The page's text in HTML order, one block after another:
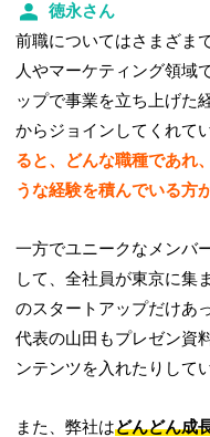
徳永さん
前職についてはさまざま
人やマーケティング領域
ップで事業を立ち上げた
からジョインしてくれて
ると、どんな職種であれ
うな経験を積んでいる方
一方でユニークなメンバ
して、全社員が東京に集
のスタートアップだけあ
代表の山田もプレゼン資
ンテンツを入れたりして
また、弊社はどんどん成